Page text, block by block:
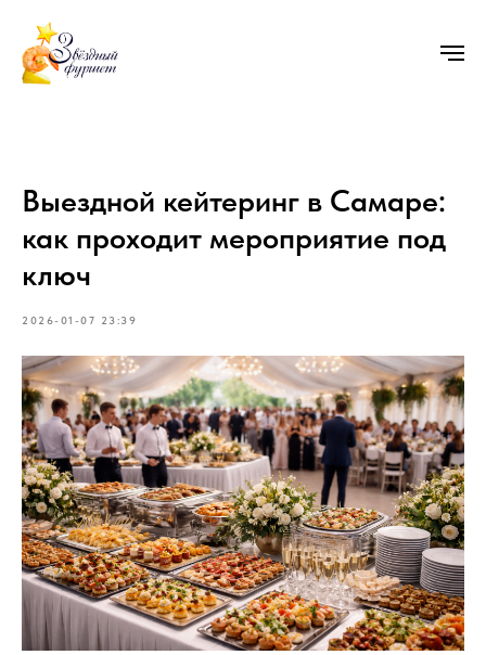
Выездной кейтеринг в Самаре:
как проходит мероприятие под
ключ
2026-01-07 23:39